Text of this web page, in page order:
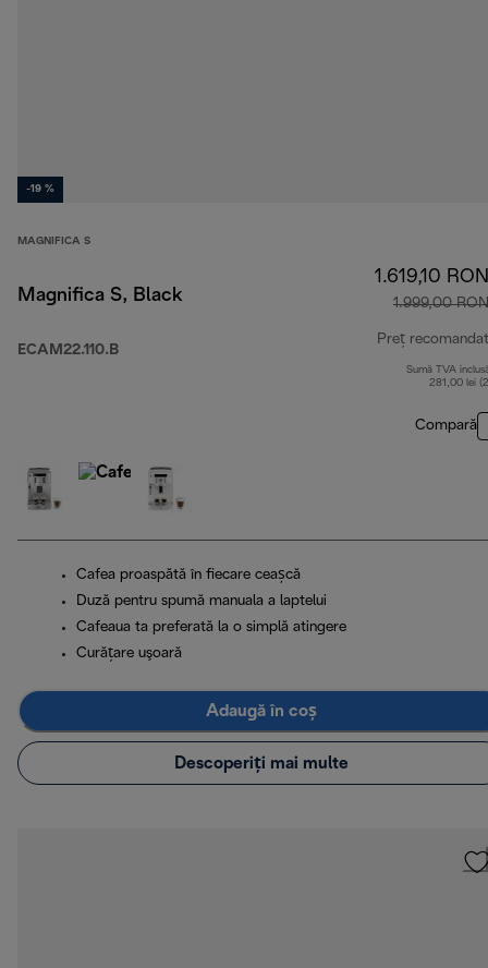
-19 %
MAGNIFICA S
Magnifica S, Black
ECAM22.110.B
1.619,10 RON
1.999,00 RON
Preț recomandat
Sumă TVA
281,00 lei
Compară
Cafea proaspătă în fiecare ceașcă
Duză pentru spumă manuala a laptelui
Cafeaua ta preferată la o simplă atingere
Curăţare uşoară
Adaugă în coș
Descoperiți mai multe